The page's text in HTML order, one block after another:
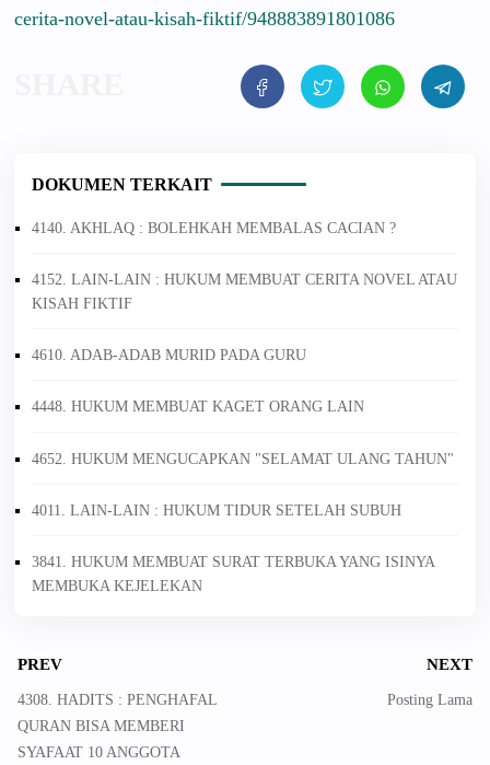
cerita-novel-atau-kisah-fiktif/948883891801086
DOKUMEN TERKAIT
4140. AKHLAQ : BOLEHKAH MEMBALAS CACIAN ?
4152. LAIN-LAIN : HUKUM MEMBUAT CERITA NOVEL ATAU
KISAH FIKTIF
4610. ADAB-ADAB MURID PADA GURU
4448. HUKUM MEMBUAT KAGET ORANG LAIN
4652. HUKUM MENGUCAPKAN "SELAMAT ULANG TAHUN"
4011. LAIN-LAIN : HUKUM TIDUR SETELAH SUBUH
3841. HUKUM MEMBUAT SURAT TERBUKA YANG ISINYA
MEMBUKA KEJELEKAN
PREV
4308. HADITS : PENGHAFAL
QURAN BISA MEMBERI
SYAFAAT 10 ANGGOTA
NEXT
Posting Lama